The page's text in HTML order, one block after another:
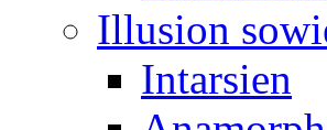
Illusion
Intarsien